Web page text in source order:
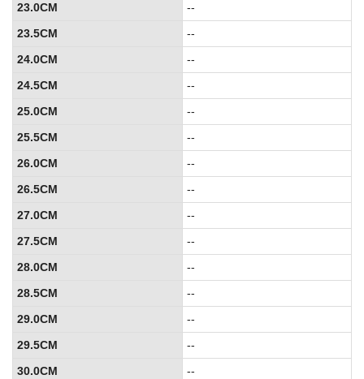
23.0CM
--
23.5CM
--
24.0CM
--
24.5CM
--
25.0CM
--
25.5CM
--
26.0CM
--
26.5CM
--
27.0CM
--
27.5CM
--
28.0CM
--
28.5CM
--
29.0CM
--
29.5CM
--
30.0CM
--